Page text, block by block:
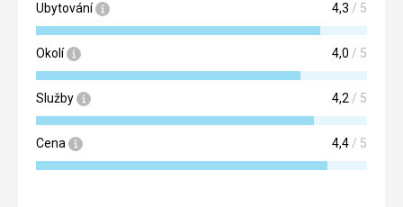
Ubytování 4,3 / 5
Okolí 4,0 / 5
Služby 4,2/ 5
Cena 4,4/ 5